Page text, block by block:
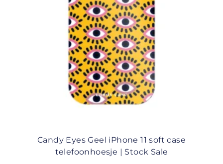
Candy Eyes Geel iPhone 11 soft case
telefoonhoesje | Stock Sale